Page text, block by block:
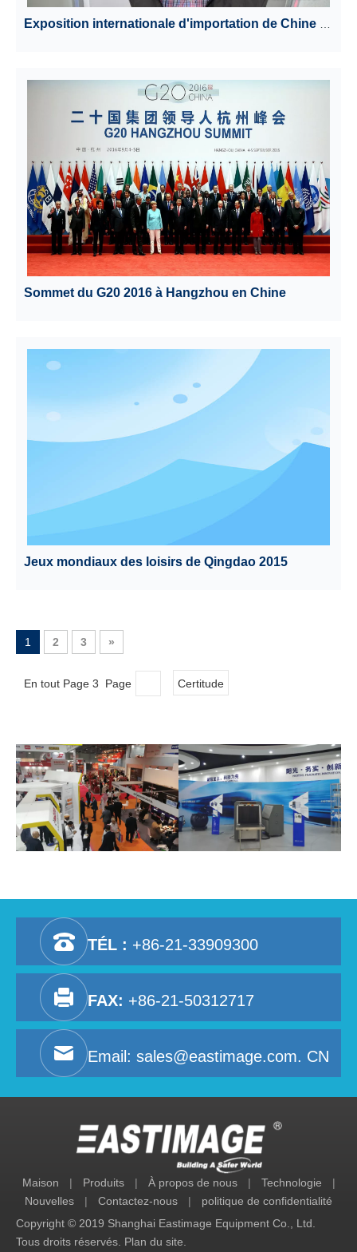
Sommet du G20 2016 à Hangzhou en Chine
Jeux mondiaux des loisirs de Qingdao 2015
1 2 3 »
En tout Page 3 Page Certitude
TÉL : +86-21-33909300
FAX: +86-21-50312717
Email: sales@eastimage.com. CN
Maison | Produits | À propos de nous | Technologie
|
Nouvelles
| Contactez-nous |
politique de confidentialité
Copyright © 2019 Shanghai Eastimage Equipment Co., Ltd.
Tous droits réservés. Plan du site